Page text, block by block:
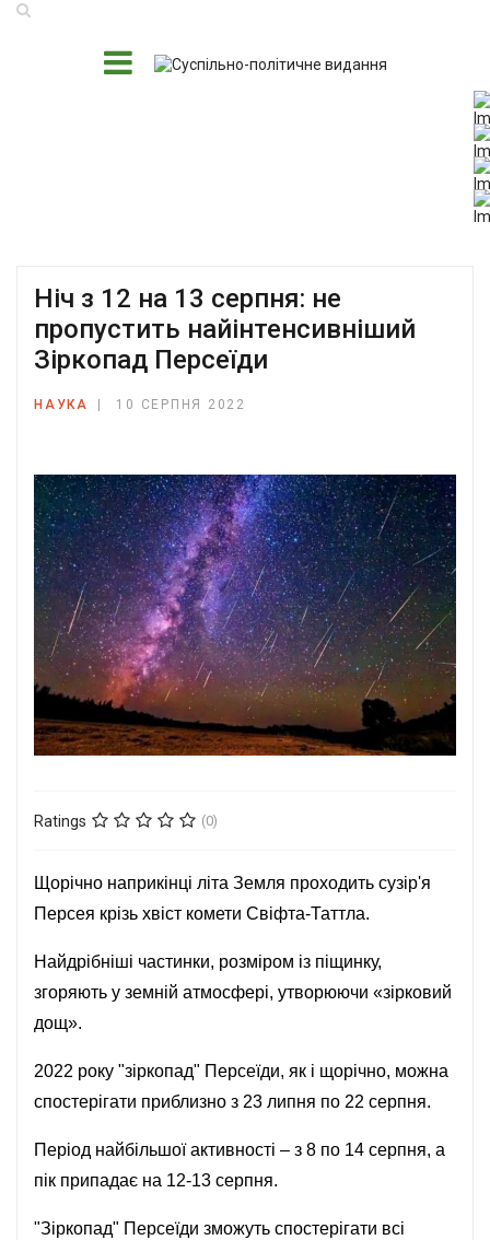
Ніч з 12 на 13 серпня: не
пропустить найінтенсивніший
Зіркопад Персеїди
НАУКА 10 СЕРПНЯ 2022
Ratings (0)
Щорічно наприкінці літа Земля проходить сузір'я
Персея крізь хвіст комети Свіфта-Таттла.
Найдрібніші частинки, розміром із піщинку,
згоряють у земній атмосфері, утворюючи «зірковий
дощ».
2022 року "зіркопад" Персеїди, як і щорічно, можна
спостерігати приблизно з 23 липня по 22 серпня.
Період найбільшої активності – з 8 по 14 серпня, а
пік припадає на 12-13 серпня.
"Зіркопад" Персеїди зможуть спостерігати всі